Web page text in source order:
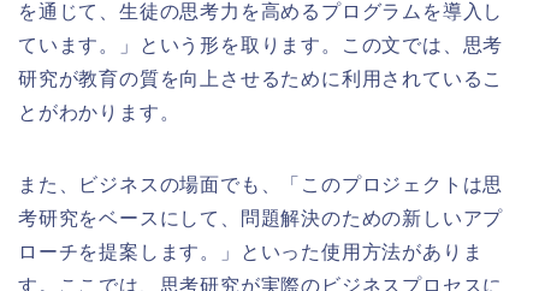
を通じて、生徒の思考力を高めるプログラムを導入し
ています。」という形を取ります。この文では、思考
研究が教育の質を向上させるために利用されているこ
とがわかります。
また、ビジネスの場面でも、「このプロジェクトは思
考研究をベースにして、問題解決のための新しいアプ
ローチを提案します。」といった使用方法がありま
す。ここでは、思考研究が実際のビジネスプロセスに